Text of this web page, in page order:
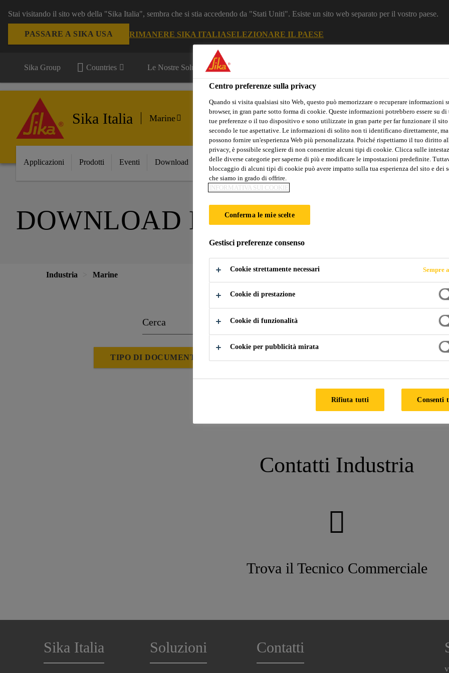
Stai visitando il sito web della "Sika Italia", sembra che si stia accedendo da "Stati Uniti". Esiste un sito web separato per il vostro paese.
PASSARE A SIKA USA RIMANERE SIKA ITALIASELEZIONARE IL PAESE
Sika Group Countries Le Nostre Soluzioni
Sika Italia Marine
Applicazioni Prodotti Eventi Download FAQ Chi Siamo: Marine
DOWNLOAD DOCUMENTAZIONE
Industria Marine
TIPO DI DOCUMENTO
Contatti Industria
Trova il Tecnico Commerciale
Sika Italia Soluzioni Contatti
Centro preferenze sulla privacy
Quando si visita qualsiasi sito Web, questo può memorizzare o recuperare informazioni
browser, in gran parte sotto forma di cookie. Queste informazioni potrebbero essere su di
tue preferenze o il tuo dispositivo e sono utilizzate in gran parte per far funzionare il sito
secondo le tue aspettative. Le informazioni di solito non ti identificano direttamente, ma
possono fornire un'esperienza Web più personalizzata. Poiché rispettiamo il tuo diritto
privacy, è possibile scegliere di non consentire alcuni tipi di cookie. Clicca sulle
delle diverse categorie per saperne di più e modificare le impostazioni predefinite.
bloccaggio di alcuni tipi di cookie può avere impatto sulla tua esperienza del sito e dei
che siamo in grado di offrire.
INFORMATIVA SUI COOKIE
Conferma le mie scelte
Gestisci preferenze consenso
Cookie strettamente necessari Sempre
Cookie di prestazione
Cookie di funzionalità
Cookie per pubblicità mirata
Rifiuta tutti Consenti